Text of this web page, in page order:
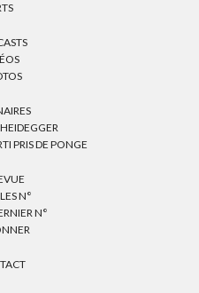
PRIS DE PONGE
N°
N°